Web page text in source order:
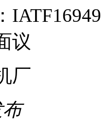
IATF16949
议
厂